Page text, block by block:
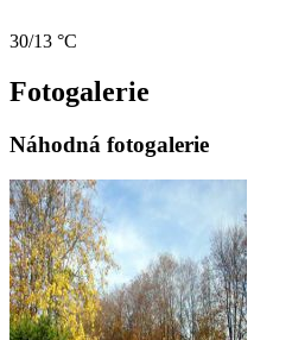
30/13 °C
Fotogalerie
Náhodná fotogalerie